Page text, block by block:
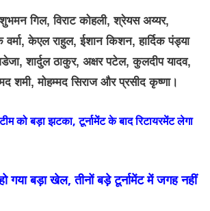
शुभमन गिल, विराट कोहली, श्रेयस अय्यर,
वर्मा, केएल राहुल, ईशान किशन, हार्दिक पंड्या
शार्दुल ठाकुर, अक्षर पटेल, कुलदीप यादव,
शमी, मोहम्मद सिराज और प्रसीद कृष्णा।
को बड़ा झटका, टूर्नामेंट के बाद रिटायरमेंट लेगा
बड़ा खेल, तीनों बड़े टूर्नामेंट में जगह नहीं